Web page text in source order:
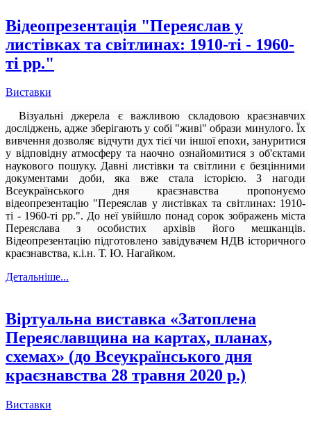
Відеопрезентація "Переяслав у
листівках та світлинах: 1910-ті - 1960-
ті рр."
Виставки
Візуальні джерела є важливою складовою краєзнавчих
досліджень, адже зберігають у собі "живі" образи минулого. Їх
вивчення дозволяє відчути дух тієї чи іншої епохи, зануритися
у відповідну атмосферу та наочно ознайомитися з об'єктами
наукового пошуку. Давні листівки та світлини є безцінними
документами доби, яка вже стала історією. З нагоди
Всеукраїнського дня краєзнавства пропонуємо
відеопрезентацію "Переяслав у листівках та світлинах: 1910-
ті - 1960-ті рр.". До неї увійшло понад сорок зображень міста
Переяслава з особистих архівів його мешканців.
Відеопрезентацію підготовлено завідувачем НДВ історичного
краєзнавства, к.і.н. Т. Ю. Нагайком.
Детальніше...
Віртуальна виставка «Затоплена
Переяславщина на картах, планах,
схемах» (до Всеукраїнського дня
краєзнавства 28 травня 2020 р.)
Виставки